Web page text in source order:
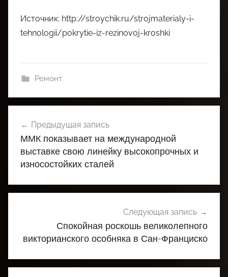
Источник: http://stroychik.ru/strojmaterialy-i-
tehnologii/pokrytie-iz-rezinovoj-kroshki
Ремонт
по
записям
Предыдущая запись
ММК показывает на международной
выставке свою линейку высокопрочных и
износостойких сталей
Следующая запись
Спокойная роскошь великолепного
викторианского особняка в Сан-Франциско